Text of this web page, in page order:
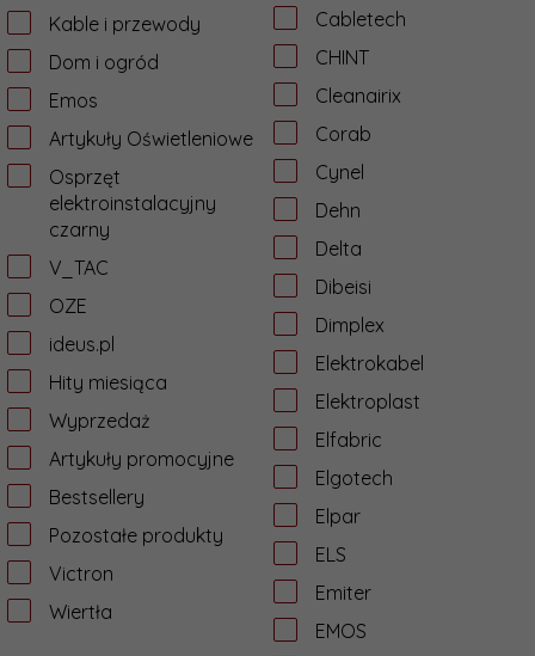
Kable i przewody
Dom i ogród
Emos
Artykuły Oświetleniowe
Osprzęt
elektroinstalacyjny
czarny
V_TAC
OZE
ideus.pl
Hity miesiąca
Wyprzedaż
Artykuły promocyjne
Bestsellery
Pozostałe produkty
Victron
Wiertła
Cabletech
CHINT
Cleanairix
Corab
Cynel
Dehn
Delta
Dibeisi
Dimplex
Elektrokabel
Elektroplast
Elfabric
Elgotech
Elpar
ELS
Emiter
EMOS